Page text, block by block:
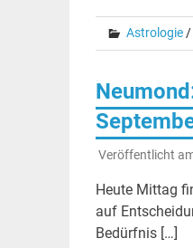
Astrologie/
Veröffentlicht
Heute Mittag
auf
Bedürfnis […]